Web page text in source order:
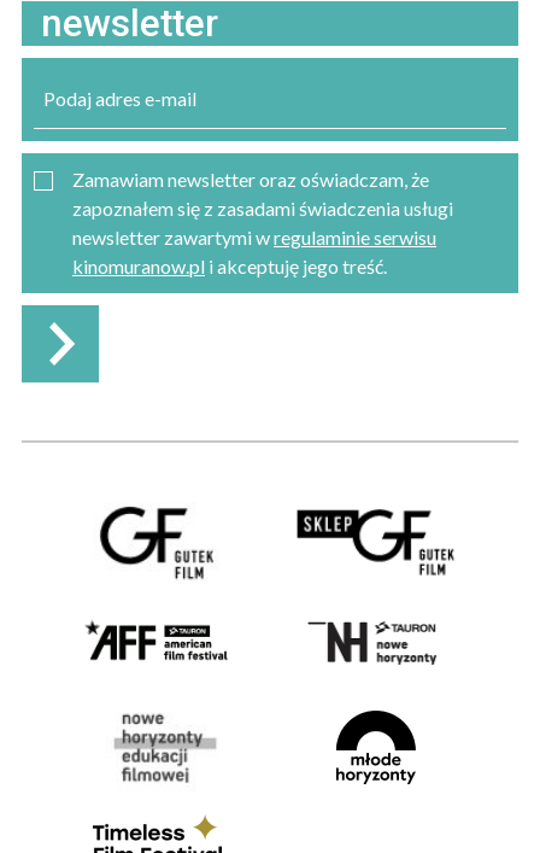
newsletter
Zamawiam newsletter oraz oświadczam, że
zapoznałem się z zasadami świadczenia usługi
newsletter zawartymi wregulaminie serwisu
kinomuranow.pl i akceptuję jego treść.